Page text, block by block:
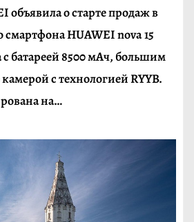
объявила о старте продаж в
смартфона HUAWEI nova 15
батареей 8500 мАч, большим
с технологией RYYB.
на…